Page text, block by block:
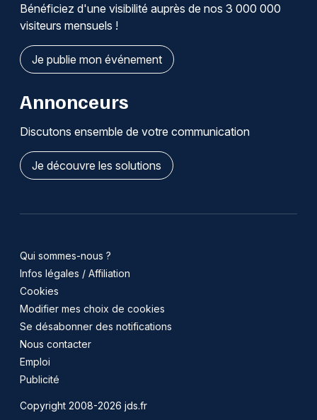
Bénéficiez d'une visibilité auprès de nos 3 000 000
visiteurs mensuels !
Je publie mon événement
Annonceurs
Discutons ensemble de votre communication
Je découvre les solutions
Qui sommes-nous ?
Infos légales / Affiliation
Cookies
Modifier mes choix de cookies
Se désabonner des notifications
Nous contacter
Emploi
Publicité
Copyright 2008-2026 jds.fr